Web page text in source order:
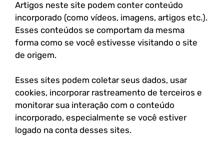
Artigos neste site podem conter conteúdo
incorporado (como vídeos, imagens, artigos etc.).
Esses conteúdos se comportam da mesma
forma como se você estivesse visitando o site
de origem.
Esses sites podem coletar seus dados, usar
cookies, incorporar rastreamento de terceiros e
monitorar sua interação com o conteúdo
incorporado, especialmente se você estiver
logado na conta desses sites.